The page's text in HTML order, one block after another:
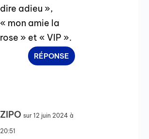
dire adieu »,
« mon amie la
rose » et « VIP ».
RÉPONSE
ZIPO sur 12 juin 2024 à
20:51